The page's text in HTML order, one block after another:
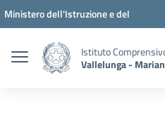
Vai ai contenuti
Vai al menu di navigazione
Vai al footer
Ministero dell'Istruzione e del
Istituto
Vallelunga -